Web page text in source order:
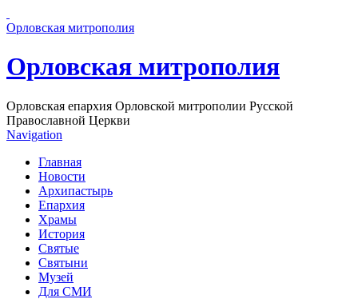
Орловская митрополия
Орловская митрополия
Орловская епархия Орловской митрополии Русской
Православной Церкви
Navigation
Главная
Новости
Архипастырь
Епархия
Храмы
История
Святые
Святыни
Музей
Для СМИ